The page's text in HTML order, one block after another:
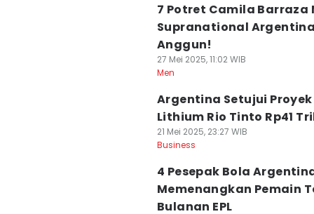
7 Potret Camila Barraza
Supranational
Anggun!
27 Mei 2025, 11:02 WIB
Men
Argentina Setujui Proyek
Lithium Rio Tinto Rp41
21 Mei 2025, 23:27 WIB
Business
4 Pesepak Bola
Memenangkan Pemain
Bulanan EPL